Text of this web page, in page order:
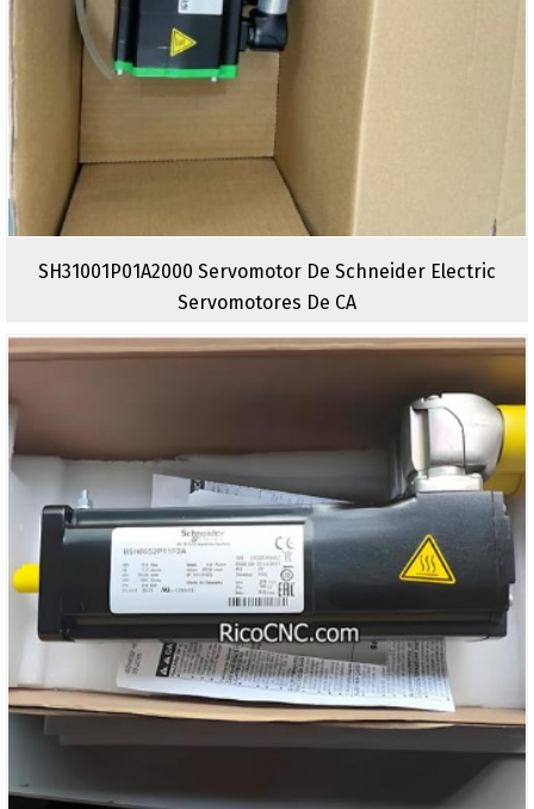
SH31001P01A2000 Servomotor De Schneider Electric
Servomotores De CA